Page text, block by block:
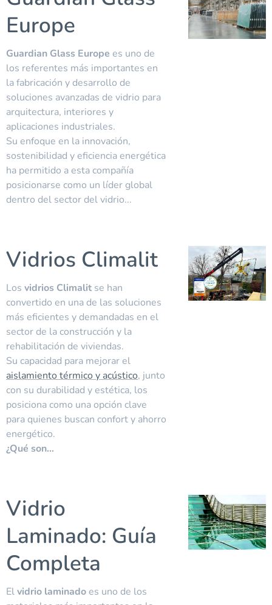
Europe
Guardian Glass Europe es uno de
los referentes más importantes en
la fabricación y desarrollo de
soluciones avanzadas de vidrio para
arquitectura, interiores y
aplicaciones industriales.
Su enfoque en la innovación,
sostenibilidad y eficiencia energética
ha permitido a esta compañía
posicionarse como un líder global
dentro del sector del vidrio...
Vidrios Climalit
Los vidrios Climalit se han
convertido en una de las soluciones
más eficientes y demandadas en el
sector de la construcción y la
rehabilitación de viviendas.
Su capacidad para mejorar el
aislamiento térmico y acústico, junto
con su durabilidad y estética, los
posiciona como una opción clave
para quienes buscan confort y ahorro
energético.
¿Qué son...
Vidrio
Laminado: Guía
Completa
Elvidrio laminadoes uno de los